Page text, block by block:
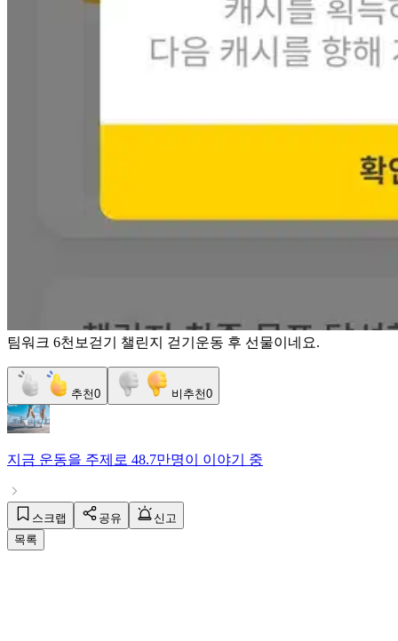
팀워크 6천보걷기 챌린지 걷기운동 후 선물이네요.
추천0 비추천0
지금 운동을 주제로 48.7만명이 이야기 중
스크랩 공유
신고
목록